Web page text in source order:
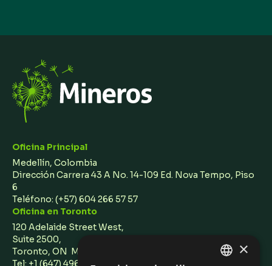
Oficina Principal
Medellín, Colombia
Dirección Carrera 43 A No. 14-109 Ed. Nova Tempo, Piso
6
Teléfono: (+57) 604 266 57 57
Oficina en Toronto
120 Adelaide Street West,
Suite 2500,
Toronto, ON M5H 1T1 Canada
Tel: +1 (647) 496 3011
×